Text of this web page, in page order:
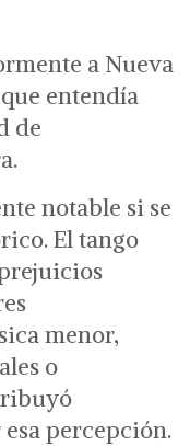
a Nueva
entendía
de
notable si se
El tango
menor,
o
percepción.